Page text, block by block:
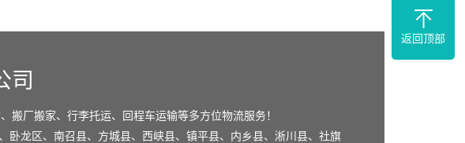
司
厂搬家、行李托运、回程车运输等多方位物流服务！
、 卧龙区、 南召县、 方城县、 西峡县、 镇平县、 内乡县、 淅川县、 社旗
返回顶部